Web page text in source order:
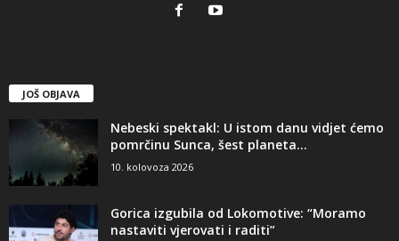
JOŠ OBJAVA
Nebeski spektakl: U istom danu vidjet ćemo
pomrčinu Sunca, šest planeta...
10. kolovoza 2026
Gorica izgubila od Lokomotive: “Moramo
nastaviti vjerovati i raditi”